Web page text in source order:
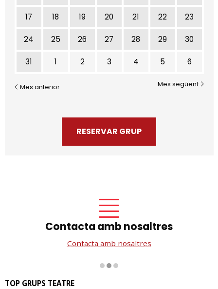
17 18 19 20 21 22 23
24 25 26 27 28 29 30
31 1 2 3 4 5 6
Mes anterior Mes següent
RESERVAR GRUP
Contacta amb nosaltres
Contacta amb nosaltres
TOP GRUPS TEATRE